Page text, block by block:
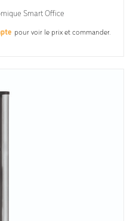
Smart Office
pour voir le prix et commander.